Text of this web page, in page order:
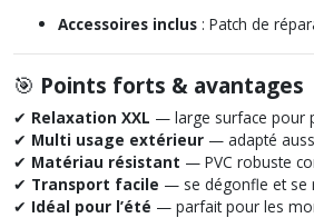
Accessoires inclus : Patch de
🎯 Points forts & avantages
✔ Relaxation XXL — large surface pour
✔ Multi usage extérieur — adapté
✔ Matériau résistant — PVC robuste
✔ Transport facile — se dégonfle et se
✔ Idéal pour l’été — parfait pour les